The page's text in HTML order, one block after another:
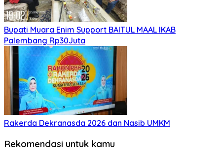
Bupati Muara Enim Support BAITUL MAAL IKAB
Palembang Rp30Juta
Rakerda Dekranasda 2026 dan Nasib UMKM
Rekomendasi untuk kamu